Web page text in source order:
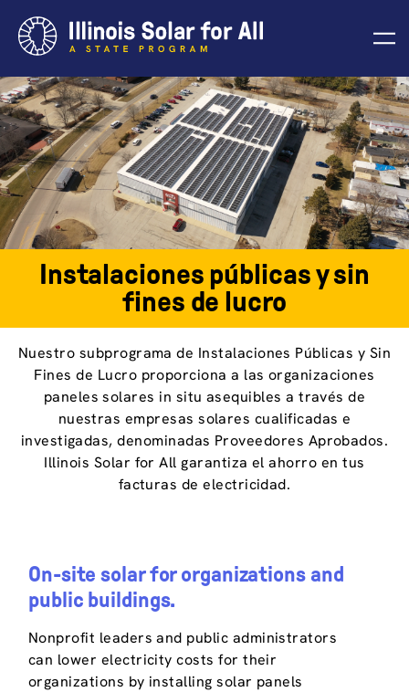
content
Instalaciones públicas y sin
fines de lucro
Nuestro subprograma de Instalaciones Públicas y Sin
Fines de Lucro proporciona a las organizaciones
paneles solares in situ asequibles a través de
nuestras empresas solares cualificadas e
investigadas, denominadas Proveedores Aprobados.
Illinois Solar for All garantiza el ahorro en tus
facturas de electricidad.
On-site solar for organizations and
public buildings.
Nonprofit leaders and public administrators
can lower electricity costs for their
organizations by installing solar panels